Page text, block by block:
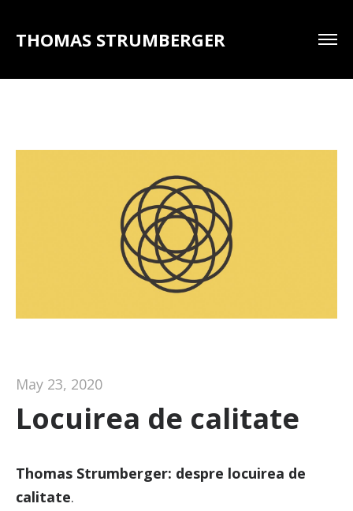
THOMAS STRUMBERGER
May 23, 2020
Locuirea de calitate
Thomas Strumberger: despre locuirea de
calitate.